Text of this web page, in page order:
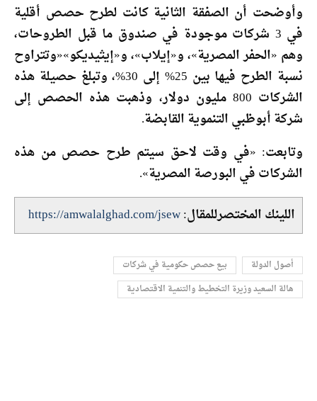
وأوضحت أن الصفقة الثانية كانت لطرح حصص أقلية
في 3 شركات موجودة في صندوق ما قبل الطروحات،
وهم «الحفر المصرية»، و«إيلاب»، و«إيثيديكو»«وتتراوح
نسبة الطرح فيها بين 25% إلى 30%، وتبلغ حصيلة هذه
الشركات 800 مليون دولار، وذهبت هذه الحصص إلى
شركة أبوظبي التنموية القابضة.
وتابعت: «في وقت لاحق سيتم طرح حصص من هذه
الشركات في البورصة المصرية».
اللينك المختصرللمقال:https://amwalalghad.com/jsew
أصول الدولة
بيع حصص حكومية في شركات
هالة السعيد وزيرة التخطيط والتنمية الاقتصادية